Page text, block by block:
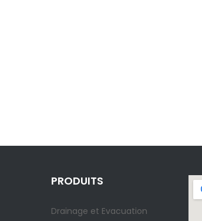
PRODUITS
Drainage et Evacuation